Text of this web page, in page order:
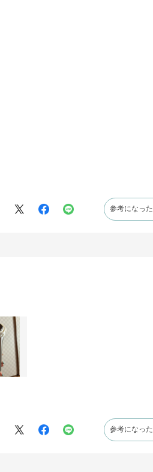
参考になった
参考になった